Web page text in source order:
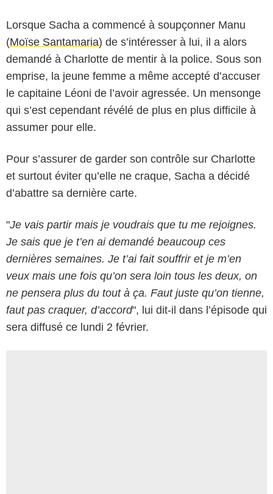
Lorsque Sacha a commencé à soupçonner Manu
(Moïse Santamaria) de s’intéresser à lui, il a alors
demandé à Charlotte de mentir à la police. Sous son
emprise, la jeune femme a même accepté d’accuser
le capitaine Léoni de l’avoir agressée. Un mensonge
qui s’est cependant révélé de plus en plus difficile à
assumer pour elle.
Pour s’assurer de garder son contrôle sur Charlotte
et surtout éviter qu’elle ne craque, Sacha a décidé
d’abattre sa dernière carte.
"Je vais partir mais je voudrais que tu me rejoignes.
Je sais que je t’en ai demandé beaucoup ces
dernières semaines. Je t’ai fait souffrir et je m’en
veux mais une fois qu’on sera loin tous les deux, on
ne pensera plus du tout à ça. Faut juste qu’on tienne,
faut pas craquer, d’accord", lui dit-il dans l’épisode qui
sera diffusé ce lundi 2 février.